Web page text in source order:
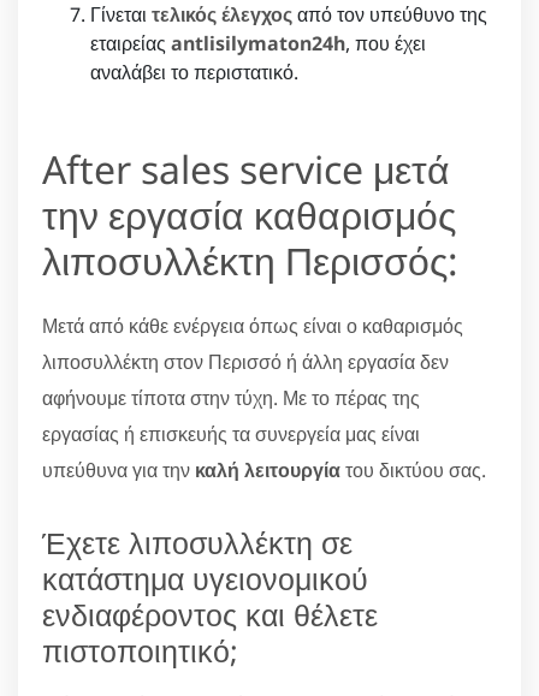
Γίνεται τελικός έλεγχοςαπό τον υπεύθυνο της
εταιρείας antlisilymaton24h, που έχει
αναλάβει το περιστατικό.
After sales service μετά
την εργασία καθαρισμός
λιποσυλλέκτη Περισσός:
Μετά από κάθε ενέργεια όπως είναι ο καθαρισμός
λιποσυλλέκτη στον Περισσό ή άλλη εργασία δεν
αφήνουμε τίποτα στην τύχη. Με το πέρας της
εργασίας ή επισκευής τα συνεργεία μας είναι
υπεύθυνα για την καλή λειτουργίατου δικτύου σας.
Έχετε λιποσυλλέκτη σε
κατάστημα υγειονομικού
ενδιαφέροντος και θέλετε
πιστοποιητικό;